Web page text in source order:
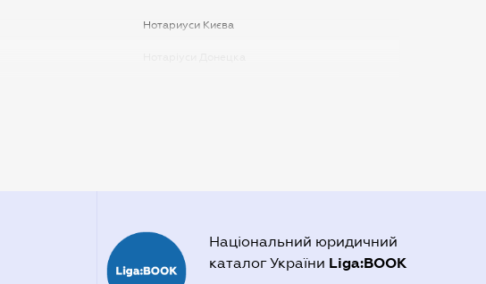
Нотариуси Києва
Національний юридичний
каталог України Liga:BOOK